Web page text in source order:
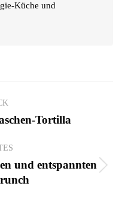
Küche und
Tortilla
und entspannten